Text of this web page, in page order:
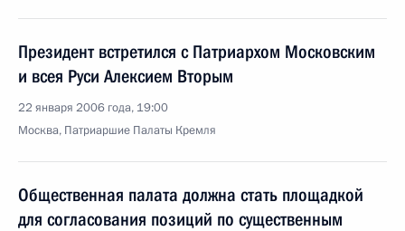
Президент встретился с Патриархом Московским
и всея Руси Алексием Вторым
22 января 2006 года, 19:00
Москва, Патриаршие Палаты Кремля
Общественная палата должна стать площадкой
для согласования позиций по существенным